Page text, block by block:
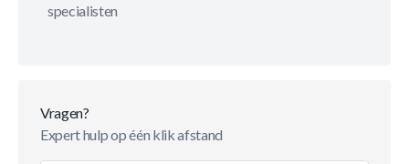
specialisten
Vragen?
Expert hulp op één klik afstand